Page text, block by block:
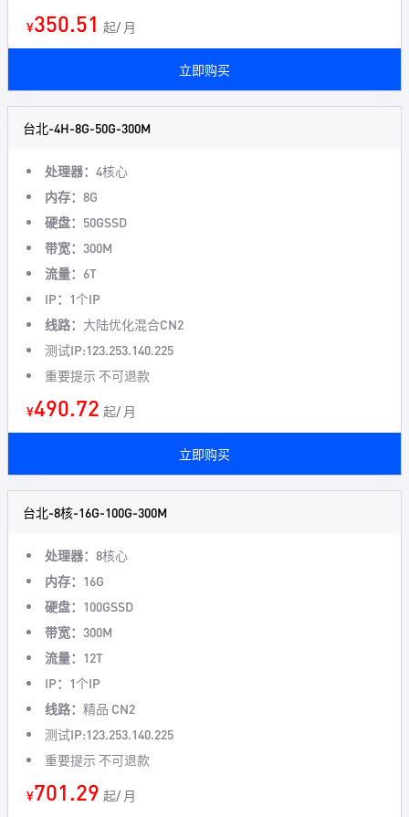
¥350.51 起/ 月
立即购买
台北-4H-8G-50G-300M
处理器： 4核心
内存： 8G
硬盘： 50GSSD
带宽： 300M
流量： 6T
IP： 1个IP
线路： 大陆优化混合CN2
测试IP:123.253.140.225
重要提示 不可退款
¥490.72 起/ 月
立即购买
台北-8核-16G-100G-300M
处理器： 8核心
内存： 16G
硬盘： 100GSSD
带宽： 300M
流量： 12T
IP： 1个IP
线路： 精品 CN2
测试IP:123.253.140.225
重要提示 不可退款
¥701.29 起/ 月